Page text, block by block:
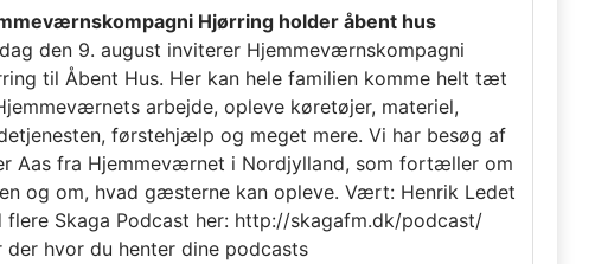
Hjørring holder åbent hus
den 9. august inviterer Hjemmeværnskompagni
til Åbent Hus. Her kan hele familien komme helt tæt
arbejde, opleve køretøjer, materiel,
førstehjælp og meget mere. Vi har besøg af
Aas fra Hjemmeværnet i Nordjylland, som fortæller om
og om, hvad gæsterne kan opleve. Vært: Henrik Ledet
flere Skaga Podcast her: http://skagafm.dk/podcast/
der hvor du henter dine podcasts